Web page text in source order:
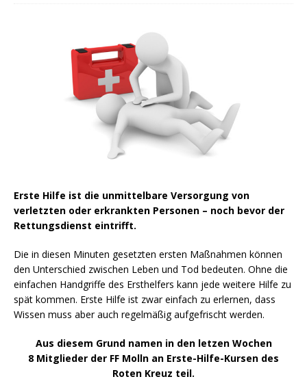
Erste Hilfe ist die unmittelbare Versorgung von
verletzten oder erkrankten Personen – noch bevor der
Rettungsdienst eintrifft.
Die in diesen Minuten gesetzten ersten Maßnahmen können
den Unterschied zwischen Leben und Tod bedeuten. Ohne die
einfachen Handgriffe des Ersthelfers kann jede weitere Hilfe zu
spät kommen. Erste Hilfe ist zwar einfach zu erlernen, dass
Wissen muss aber auch regelmäßig aufgefrischt werden.
Aus diesem Grund namen in den letzen Wochen
8 Mitglieder der FF Molln an Erste-Hilfe-Kursen des
Roten Kreuz teil.